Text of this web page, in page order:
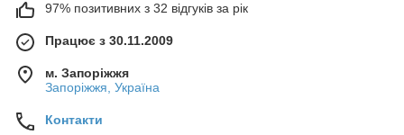
97% позитивних з 32 відгуків за рік
Працює з 30.11.2009
м. Запоріжжя
Запоріжжя, Україна
Контакти